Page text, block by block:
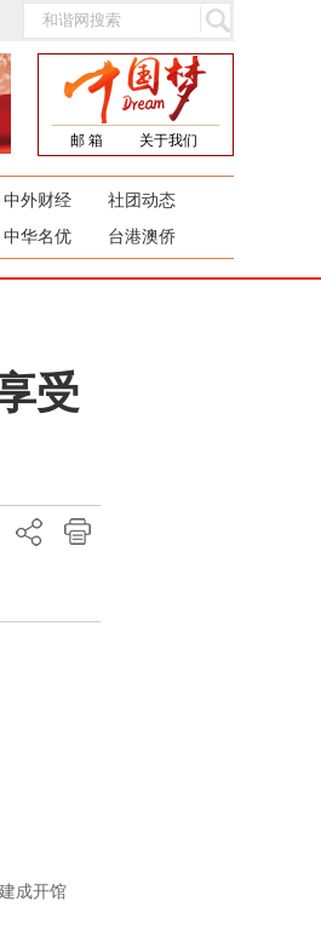
邮 箱 关于我们
中外财经
社团动态
中华名优
台港澳侨
受
成开馆